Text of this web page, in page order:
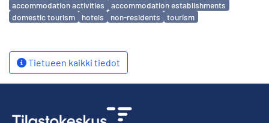
accommodation activities
accommodation establishments
domestic tourism
hotels non-residents tourism
Tietueen kaikki tiedot